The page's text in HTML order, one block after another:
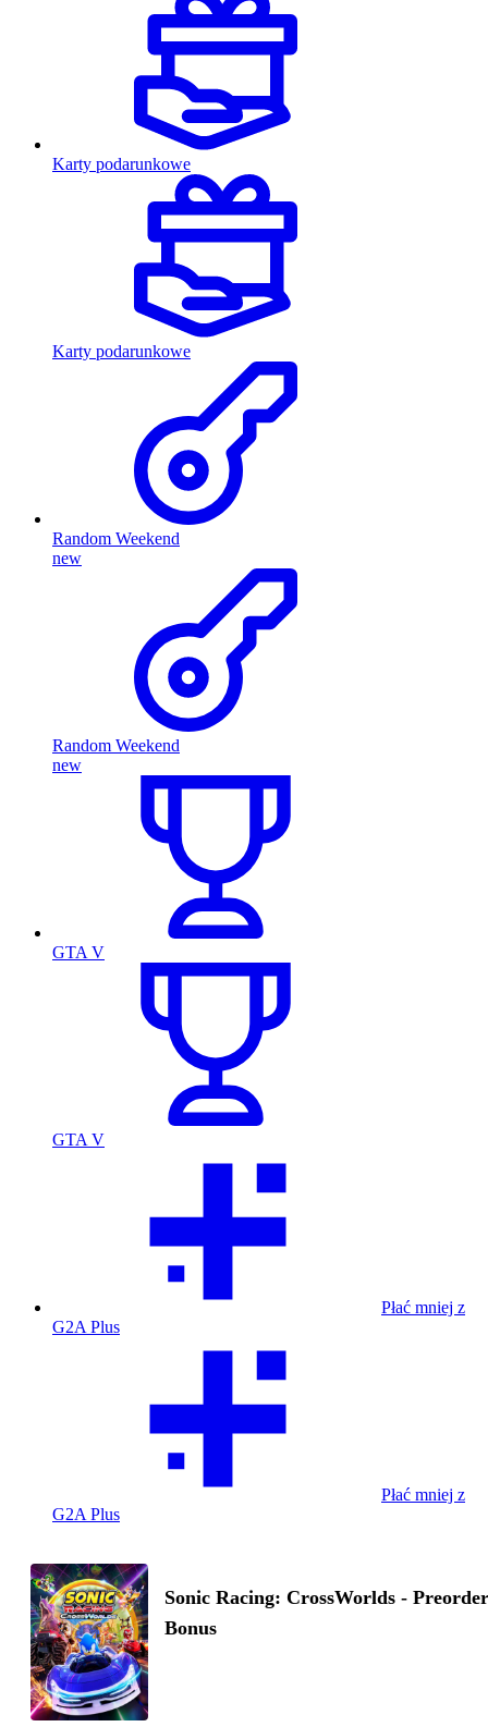
Karty podarunkowe
Karty podarunkowe
Random Weekend
new
Random Weekend
new
GTA V
GTA V
Płać mniej z
G2A Plus
Płać mniej z
G2A Plus
Sonic Racing: CrossWorlds - Preorder
Bonus